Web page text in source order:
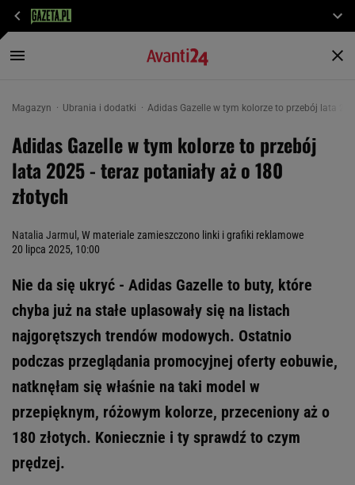
Magazyn Ubrania i dodatki Adidas Gazelle w tym kolorze to przebój lata
Adidas Gazelle w tym kolorze to przebój
lata 2025 - teraz potaniały aż o 180
złotych
Natalia Jarmul , W materiale zamieszczono linki i grafiki reklamowe
20 lipca 2025, 10:00
Nie da się ukryć - Adidas Gazelle to buty, które
chyba już na stałe uplasowały się na listach
najgorętszych trendów modowych. Ostatnio
podczas przeglądania promocyjnej oferty eobuwie,
natknęłam się właśnie na taki model w
przepięknym, różowym kolorze, przeceniony aż o
180 złotych. Koniecznie i ty sprawdź to czym
prędzej.